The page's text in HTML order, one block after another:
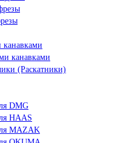
канавками
(Раскатники)
DMG
HAAS
MAZAK